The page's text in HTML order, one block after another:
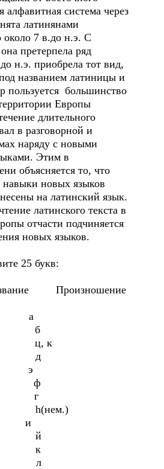
алфавитная система через
латинянами
около 7 в.до н.э. С
претерпела ряд
н.э. приобрела тот вид,
названием латиницы и
пользуется большинство
Европы
длительного
в разговорной и
наряду с новыми
Этим в
объясняется то, что
навыки новых языков
на латинский язык.
латинского текста в
отчасти подчиняется
новых языков.
25 букв:
Произношение
a
б
ц, к
д
э
ф
г
и
й
к
л